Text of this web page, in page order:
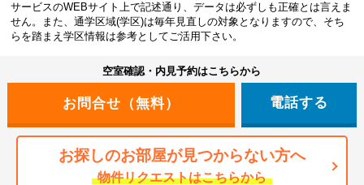
サービスのWEBサイト上で記述通り、データは必ずしも正確とは言えま
せん。また、通学区域(学区)は毎年見直しの対象となりますので、そち
らを踏まえ学区情報は参考としてご活用下さい。
空室確認・内見予約はこちらから
電話する
お探しのお部屋が見つからない方へ
物件リクエストはこちらから